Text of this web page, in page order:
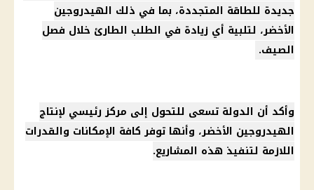
جديدة للطاقة المتجددة، بما في ذلك الهيدروجين
الأخضر، لتلبية أي زيادة في الطلب الطارئ خلال فصل
الصيف.
وأكد أن الدولة تسعى للتحول إلى مركز رئيسي لإنتاج
الهيدروجين الأخضر، وأنها توفر كافة الإمكانات والقدرات
اللازمة لتنفيذ هذه المشاريع.